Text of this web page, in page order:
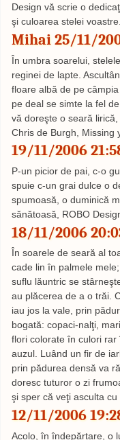
Design vă scrie o
şi culoarea stelei
Mihai 25/11/
În umbra soarelui,
reginei de lapte.
floare albă de pe
pe deal se simte la fel
vă doreşte o seară
Chris de Burgh, Missing
19/11/2006
P-un picior de pai, c-o
spuie c-un grai dulce o
spumoasă, o duminică
sănătoasă, ROBO
18/11/2006
În soarele de seară al
cade lin în palmele
suflu lăuntric se
au plăcerea de a o trăi.
iau jos la vale, prin
bogată: copaci-nalţi,
flori colorate în culori
auzul. Luând un fir de
prin pădurea densă va
doresc tuturor o zi
şi sper că veţi asculta cu
12/11/2006
Acolo, în îndepărtare, o